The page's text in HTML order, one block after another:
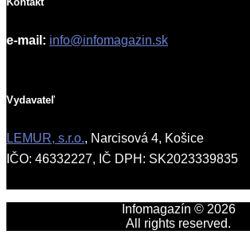
e-mail: info@infomagazin.sk
Vydavateľ
LEMUR, s.r.o., Narcisová 4, Košice
IČO: 46332227, IČ DPH: SK2023339835
Infomagazín © 2026
All rights reserved.